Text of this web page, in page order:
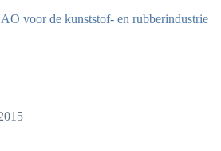
voor de kunststof- en rubberindustrie